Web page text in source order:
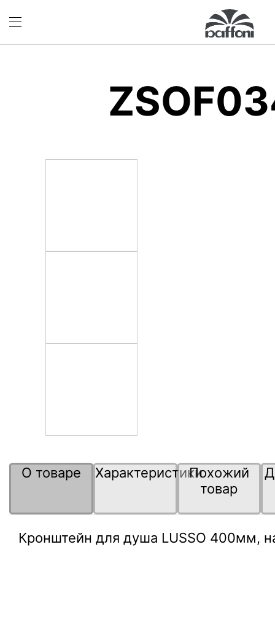
О товаре ХарактеристикиПохожий
товар
Кронштейн для душа LUSSO 400мм,